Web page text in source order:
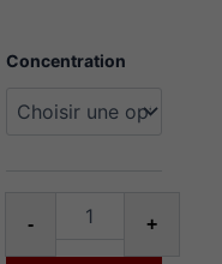
Concentration
quantité
Stlth
-
+